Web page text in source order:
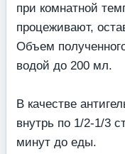
при комнатной
процеживают,
Объем
водой до 200 мл.
В качестве
внутрь по 1/2-1/3
минут до еды.